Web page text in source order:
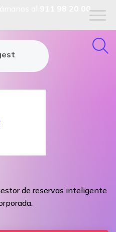
911 98 20 00
de reservas inteligente